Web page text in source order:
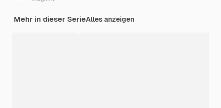
Mehr in dieser SerieAlles anzeigen